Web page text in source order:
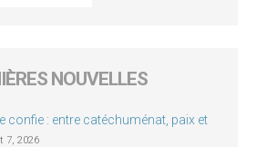
NOUVELLES
confie : entre catéchuménat, paix et
7, 2026